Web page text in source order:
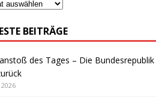
BEITRÄGE
des Tages – Die